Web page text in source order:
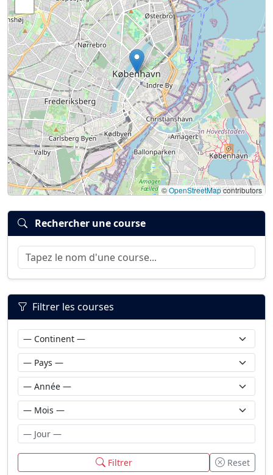
©OpenStreetMapcontributors
Rechercher une course
Filtrer les courses
Filtrer Reset